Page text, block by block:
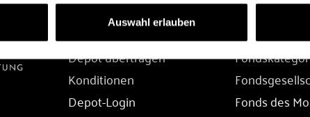
Auswahl erlauben
DEPOT
Depot übertragen
Konditionen
Depot-Login
FONDS
Fondssuche
Fonds des